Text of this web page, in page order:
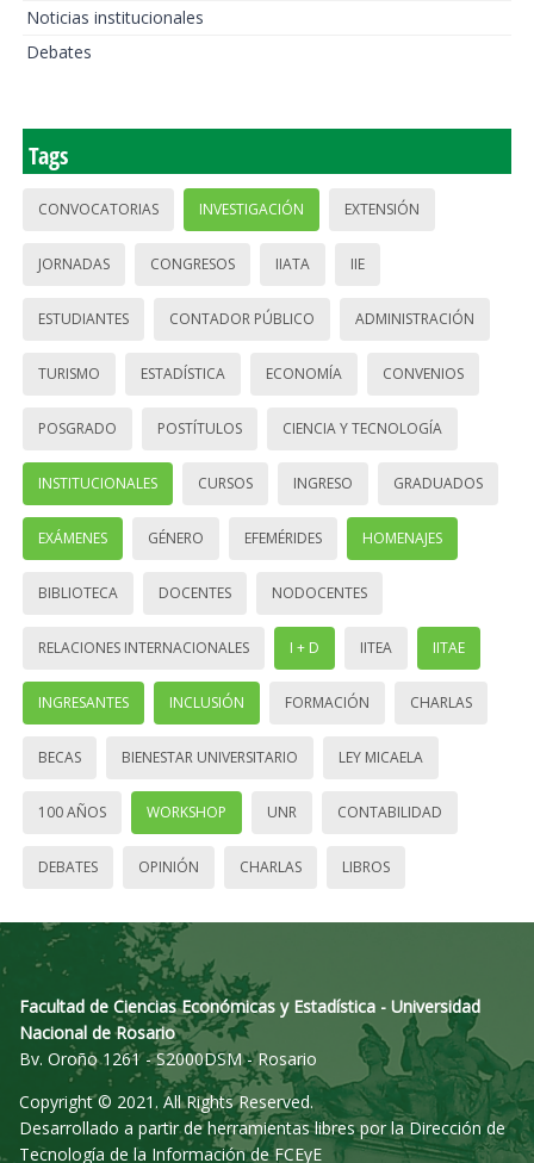
Noticias institucionales
Debates
Tags
CONVOCATORIAS INVESTIGACIÓN EXTENSIÓN
JORNADAS CONGRESOS IIATA IIE
ESTUDIANTES CONTADOR PÚBLICO ADMINISTRACIÓN
TURISMO ESTADÍSTICA ECONOMÍA CONVENIOS
POSGRADO POSTÍTULOS CIENCIA Y TECNOLOGÍA
INSTITUCIONALES CURSOS INGRESO GRADUADOS
EXÁMENES GÉNERO EFEMÉRIDES HOMENAJES
BIBLIOTECA DOCENTES NODOCENTES
RELACIONES INTERNACIONALES I + D IITEA IITAE
INGRESANTES INCLUSIÓN FORMACIÓN CHARLAS
BECAS BIENESTAR UNIVERSITARIO LEY MICAELA
100 AÑOS WORKSHOP UNR CONTABILIDAD
DEBATES OPINIÓN CHARLAS LIBROS
Facultad de Ciencias Económicas y Estadística - Universidad
Nacional de Rosario
Bv. Oroño 1261 - S2000DSM - Rosario
Copyright © 2021. All Rights Reserved.
Desarrollado a partir de herramientas libres por la Dirección de
Tecnología de la Información de FCEyE